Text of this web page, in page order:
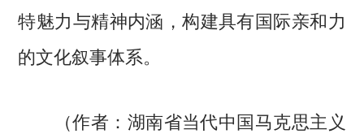
特魅力与精神内涵，构建具有国际亲和力
的文化叙事体系。
（作者：湖南省当代中国马克思主义